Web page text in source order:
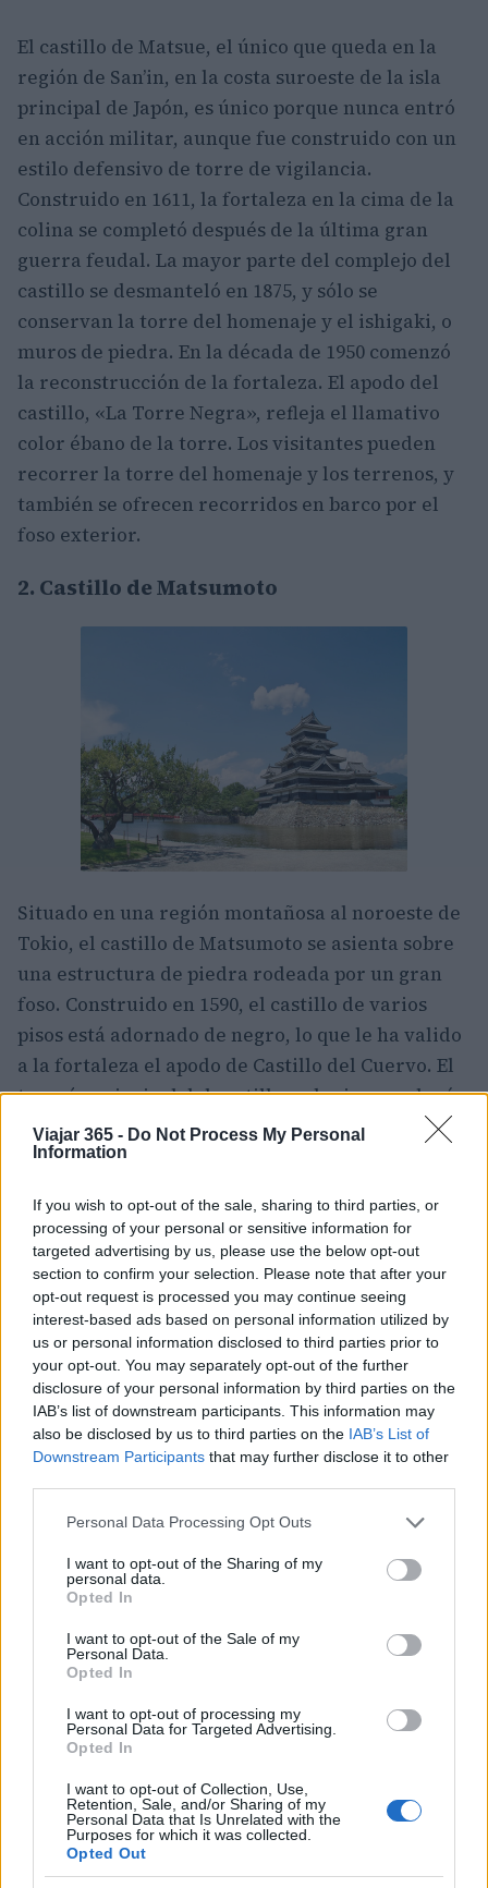
Viajar 365 - Do Not Process My Personal
Information
If you wish to opt-out of the sale, sharing to third parties, or
processing of your personal or sensitive information for
targeted advertising by us, please use the below opt-out
section to confirm your selection. Please note that after your
opt-out request is processed you may continue seeing
interest-based ads based on personal information utilized by
us or personal information disclosed to third parties prior to
your opt-out. You may separately opt-out of the further
disclosure of your personal information by third parties on the
IAB’s list of downstream participants. This information may
also be disclosed by us to third parties on the IAB’s List of
Downstream Participants that may further disclose it to other
Please note that this website/app uses one or more Google
not limited to your visit or usage behaviour. You may click to
grant or deny consent to Google and its third-party tags to
use your data for below specified purposes in below Google
consent section.
Personal Data Processing Opt Outs
I want to opt-out of the Sharing of my
personal data.
Opted In
I want to opt-out of the Sale of my
Personal Data.
Opted In
I want to opt-out of processing my
Personal Data for Targeted Advertising.
Opted In
I want to opt-out of Collection, Use,
Retention, Sale, and/or Sharing of my
Personal Data that Is Unrelated with the
Purposes for which it was collected.
Opted Out
El castillo de Matsue, el único que queda en la
región de San’in, en la costa suroeste de la isla
principal de Japón, es único porque nunca entró
en acción militar, aunque fue construido con un
estilo defensivo de torre de vigilancia.
Construido en 1611, la fortaleza en la cima de la
colina se completó después de la última gran
guerra feudal. La mayor parte del complejo del
castillo se desmanteló en 1875, y sólo se
conservan la torre del homenaje y el ishigaki, o
muros de piedra. En la década de 1950 comenzó
la reconstrucción de la fortaleza. El apodo del
castillo, «La Torre Negra», refleja el llamativo
color ébano de la torre. Los visitantes pueden
recorrer la torre del homenaje y los terrenos, y
también se ofrecen recorridos en barco por el
foso exterior.
2. Castillo de Matsumoto
Situado en una región montañosa al noroeste de
Tokio, el castillo de Matsumoto se asienta sobre
una estructura de piedra rodeada por un gran
foso. Construido en 1590, el castillo de varios
pisos está adornado de negro, lo que le ha valido
a la fortaleza el apodo de Castillo del Cuervo. El
torreón principal del castillo, o donjon, es el más
antiguo de Japón y ofrece amplias vistas de las
montañas Hijiri Kōgen. Aunque Matsumoto es un
para la fortificación. Hay aberturas para
disparar flechas o dejar caer piedras sobre los
invasores en toda la torre del homenaje.
1. El castillo de Himeji
Considerado el más impresionante de los
castillos de la época feudal existentes en Japón,
Kōbe, la capital de la prefectura de Hyōgo. La
fortaleza es comúnmente llamada el Castillo de
la Garza Blanca porque las torres revestidas de
blanco del castillo se asemejan a una garza
nevada en vuelo. Construido en 1601 en el
emplazamiento de un castillo anterior, el castillo